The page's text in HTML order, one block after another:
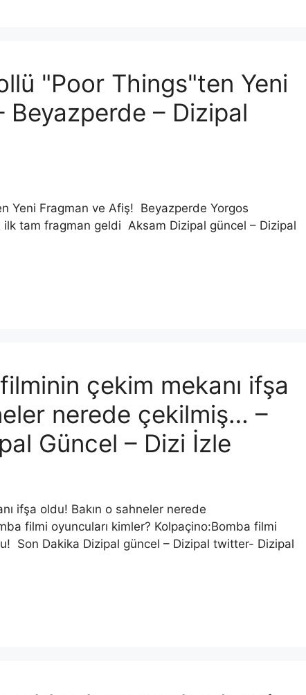
"Poor Things"ten Yeni
Beyazperde – Dizipal
Yeni Fragman ve Afiş! Beyazperde Yorgos
ilk tam fragman geldi Aksam Dizipal güncel – Dizipal
çekim mekanı ifşa
nerede çekilmiş… –
Güncel – Dizi İzle
ifşa oldu! Bakın o sahneler nerede
filmi oyuncuları kimler? Kolpaçino:Bomba filmi
Son Dakika Dizipal güncel – Dizipal twitter- Dizipal